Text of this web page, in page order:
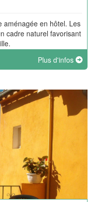
aménagée en hôtel. Les
cadre naturel favorisant
Plus d'infos